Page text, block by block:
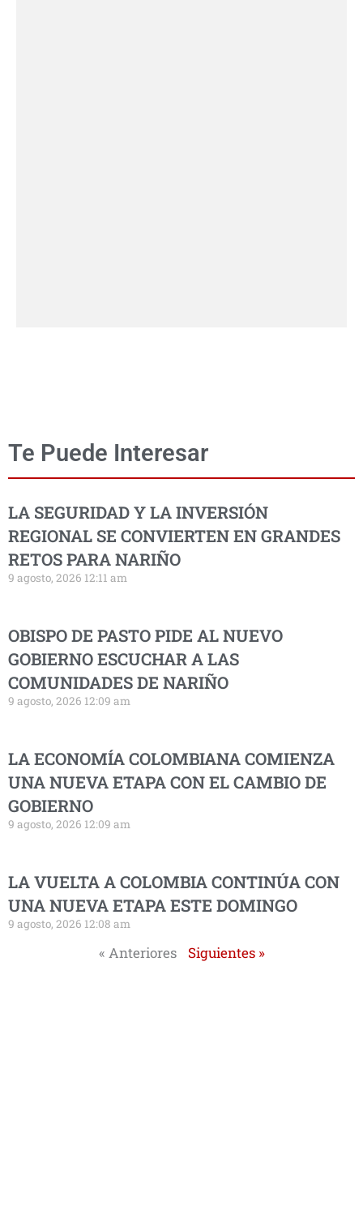
Te Puede Interesar
LA SEGURIDAD Y LA INVERSIÓN
REGIONAL SE CONVIERTEN EN GRANDES
RETOS PARA NARIÑO
9 agosto, 2026 12:11 am
OBISPO DE PASTO PIDE AL NUEVO
GOBIERNO ESCUCHAR A LAS
COMUNIDADES DE NARIÑO
9 agosto, 2026 12:09 am
LA ECONOMÍA COLOMBIANA COMIENZA
UNA NUEVA ETAPA CON EL CAMBIO DE
GOBIERNO
9 agosto, 2026 12:09 am
LA VUELTA A COLOMBIA CONTINÚA CON
UNA NUEVA ETAPA ESTE DOMINGO
9 agosto, 2026 12:08 am
« Anteriores Siguientes »